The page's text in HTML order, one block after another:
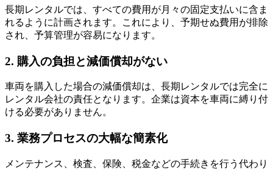
長期レンタルでは、すべての費用が月々の固定支払いに含ま
れるように計画されます。これにより、予期せぬ費用が排除
され、予算管理が容易になります。
2. 購入の負担と減価償却がない
車両を購入した場合の減価償却は、長期レンタルでは完全に
レンタル会社の責任となります。企業は資本を車両に縛り付
ける必要がありません。
3. 業務プロセスの大幅な簡素化
メンテナンス、検査、保険、税金などの手続きを行う代わり